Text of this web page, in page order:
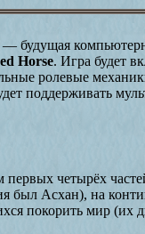
— будущая
Horse. Игра будет
ролевые
поддерживать
первых четырёх
был Асхан), на
покорить мир (их